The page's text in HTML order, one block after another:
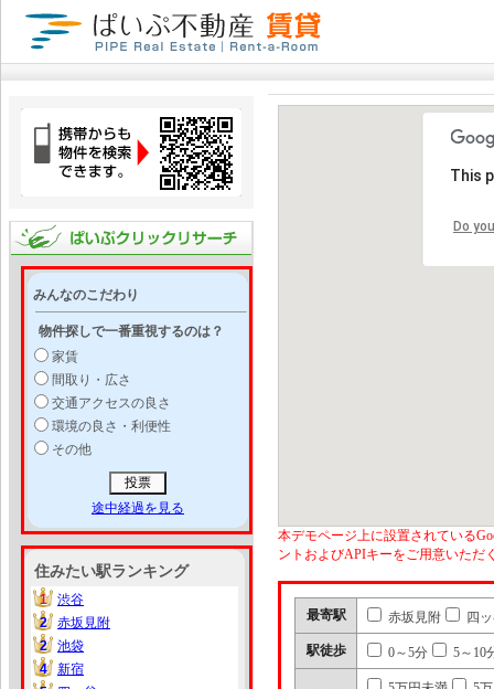
みんなのこだわり
物件探しで一番重視するのは？
家賃
間取り・広さ
交通アクセスの良さ
環境の良さ・利便性
その他
途中経過を見る
住みたい駅ランキング
1
1
渋谷
2
2
赤坂見附
2
2
池袋
4
4
新宿
This
Do
本デモページ上に設置されている
ントおよびAPIキーをご用意いただ
最寄駅 赤坂見附 四
駅徒歩 0～5分 5～10